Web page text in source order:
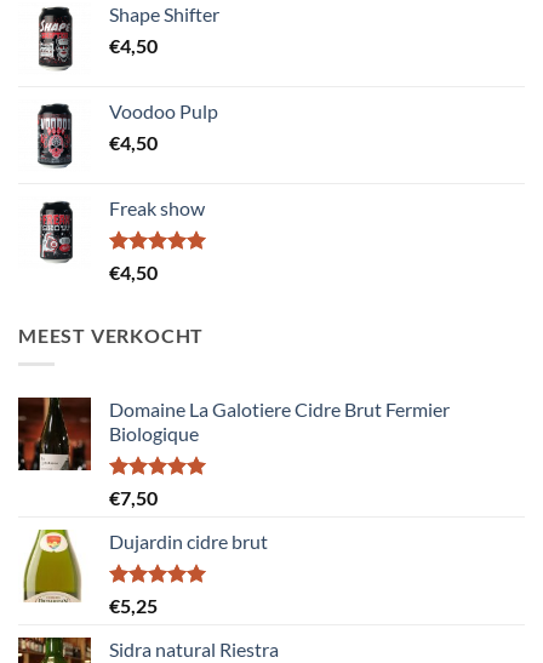
€12,50.
Shape Shifter
€4,50
Voodoo Pulp
€4,50
Freak show
Gewaardeerd
5.00
€4,50
MEEST VERKOCHT
Domaine La Galotiere Cidre Brut Fermier
Biologique
Gewaardeerd
5.00
€7,50
Dujardin cidre brut
Gewaardeerd
5.00
€5,25
Sidra natural Riestra